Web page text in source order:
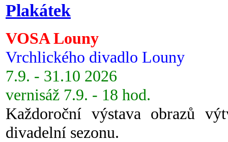
Plakátek
VOSA Louny
Vrchlického divadlo Louny
7.9. - 31.10 2026
vernisáž 7.9. - 18 hod.
Každoroční výstava obrazů
divadelní sezonu.